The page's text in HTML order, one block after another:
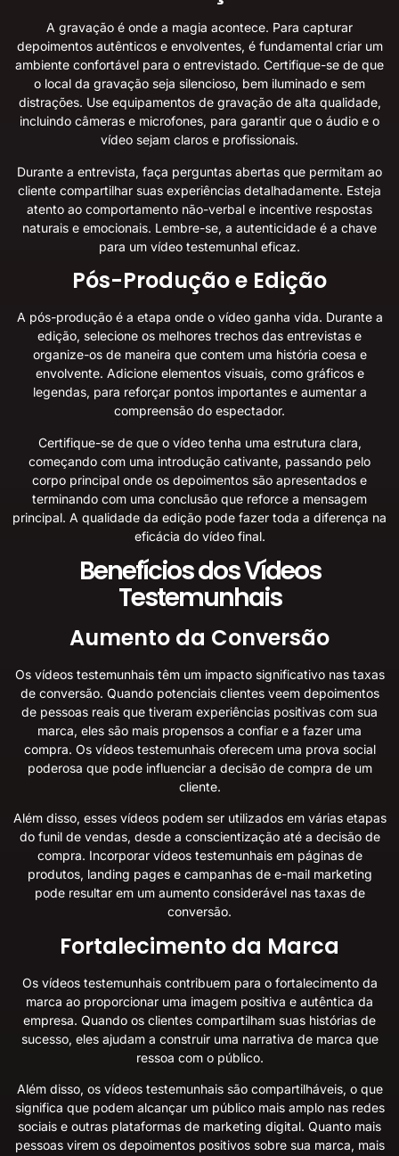
A gravação é onde a magia acontece. Para capturar
depoimentos autênticos e envolventes, é fundamental criar um
ambiente confortável para o entrevistado. Certifique-se de que
o local da gravação seja silencioso, bem iluminado e sem
distrações. Use equipamentos de gravação de alta qualidade,
incluindo câmeras e microfones, para garantir que o áudio e o
vídeo sejam claros e profissionais.
Durante a entrevista, faça perguntas abertas que permitam ao
cliente compartilhar suas experiências detalhadamente. Esteja
atento ao comportamento não-verbal e incentive respostas
naturais e emocionais. Lembre-se, a autenticidade é a chave
para um vídeo testemunhal eficaz.
Pós-Produção e Edição
A pós-produção é a etapa onde o vídeo ganha vida. Durante a
edição, selecione os melhores trechos das entrevistas e
organize-os de maneira que contem uma história coesa e
envolvente. Adicione elementos visuais, como gráficos e
legendas, para reforçar pontos importantes e aumentar a
compreensão do espectador.
Certifique-se de que o vídeo tenha uma estrutura clara,
começando com uma introdução cativante, passando pelo
corpo principal onde os depoimentos são apresentados e
terminando com uma conclusão que reforce a mensagem
principal. A qualidade da edição pode fazer toda a diferença na
eficácia do vídeo final.
Benefícios dos Vídeos
Testemunhais
Aumento da Conversão
Os vídeos testemunhais têm um impacto significativo nas taxas
de conversão. Quando potenciais clientes veem depoimentos
de pessoas reais que tiveram experiências positivas com sua
marca, eles são mais propensos a confiar e a fazer uma
compra. Os vídeos testemunhais oferecem uma prova social
poderosa que pode influenciar a decisão de compra de um
cliente.
Além disso, esses vídeos podem ser utilizados em várias etapas
do funil de vendas, desde a conscientização até a decisão de
compra. Incorporar vídeos testemunhais em páginas de
produtos, landing pages e campanhas de e-mail marketing
pode resultar em um aumento considerável nas taxas de
conversão.
Fortalecimento da Marca
Os vídeos testemunhais contribuem para o fortalecimento da
marca ao proporcionar uma imagem positiva e autêntica da
empresa. Quando os clientes compartilham suas histórias de
sucesso, eles ajudam a construir uma narrativa de marca que
ressoa com o público.
Além disso, os vídeos testemunhais são compartilháveis, o que
significa que podem alcançar um público mais amplo nas redes
sociais e outras plataformas de marketing digital. Quanto mais
pessoas virem os depoimentos positivos sobre sua marca, mais